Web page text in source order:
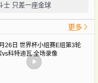
士 只差一座金球
更多